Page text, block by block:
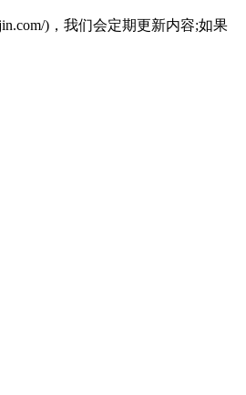
)，我们会定期更新内容;如果